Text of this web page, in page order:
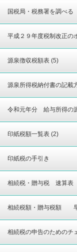
国税局・税務署を調べる
平成２９年度税制改正の
源泉徴収税額表 (5)
源泉所得税納付書の記載
令和元年分 給与所得の
印紙税額一覧表 (2)
印紙税の手引き
相続税・贈与税 速算表
相続税額・贈与税額
相続税の申告のためのチ